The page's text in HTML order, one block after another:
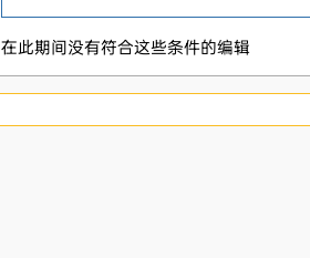
在此期间没有符合这些条件的编辑